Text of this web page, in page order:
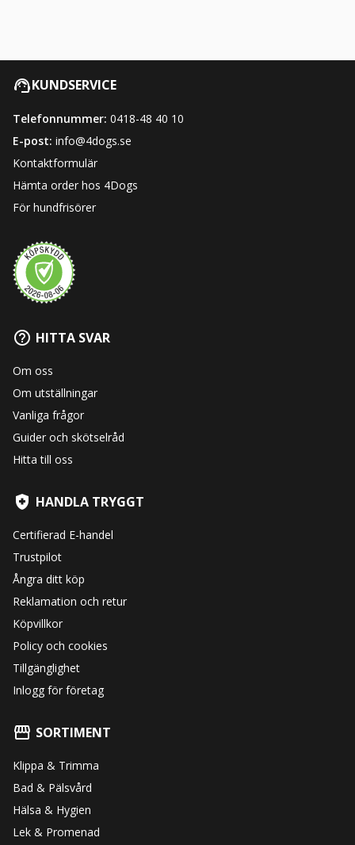
KUNDSERVICE
Telefonnummer: 0418-48 40 10
E-post: info@4dogs.se
Kontaktformulär
Hämta order hos 4Dogs
För hundfrisörer
HITTA SVAR
Om oss
Om utställningar
Vanliga frågor
Guider och skötselråd
Hitta till oss
HANDLA TRYGGT
Certifierad E-handel
Trustpilot
Ångra ditt köp
Reklamation och retur
Köpvillkor
Policy och cookies
Tillgänglighet
Inlogg för företag
SORTIMENT
Klippa & Trimma
Bad & Pälsvård
Hälsa & Hygien
Lek & Promenad